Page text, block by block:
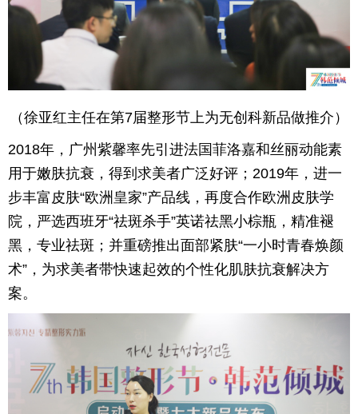
（徐亚红主任在第7届整形节上为无创科新品做推介）
2018年，广州紫馨率先引进法国菲洛嘉和丝丽动能素
用于嫩肤抗衰，得到求美者广泛好评；2019年，进一
步丰富皮肤“欧洲皇家”产品线，再度合作欧洲皮肤学
院，严选西班牙“祛斑杀手”英诺祛黑小棕瓶，精准褪
黑，专业祛斑；并重磅推出面部紧肤“一小时青春焕颜
术”，为求美者带快速起效的个性化肌肤抗衰解决方
案。